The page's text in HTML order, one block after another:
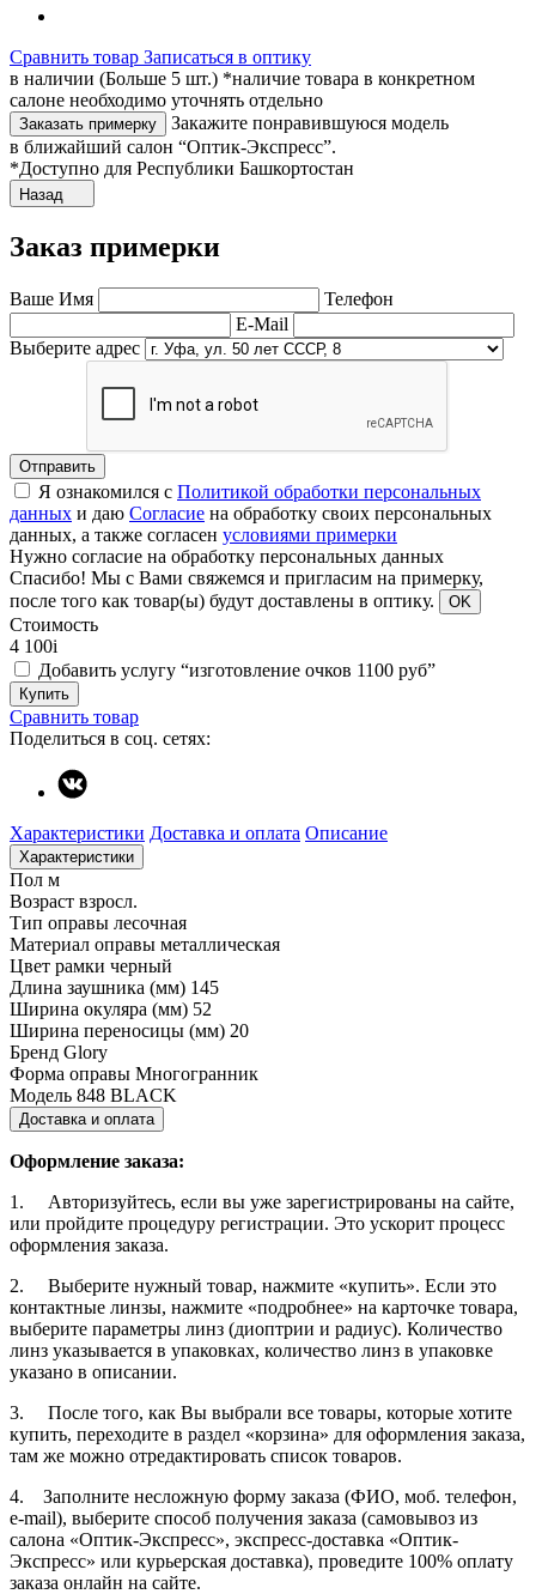
Сравнить товар Записаться в оптику
в наличии (Больше 5 шт.) *наличие товара в конкретном
салоне необходимо уточнять отдельно
Заказать примерку
Закажите понравившуюся модель
в ближайший салон “Оптик-Экспресс”.
*Доступно для Республики Башкортостан
Назад
Заказ примерки
Ваше Имя
Телефон
E-Mail
Выберите адрес
Отправить
Я ознакомился с Политикой обработки персональных
данных и даю Согласие на обработку своих персональных
данных, а также согласен условиями примерки
Нужно согласие на обработку персональных данных
Спасибо! Мы с Вами свяжемся и пригласим на примерку,
после того как товар(ы) будут доставлены в оптику.
OK
Стоимость
4 100i
Добавить услугу “изготовление очков 1100 руб”
Купить
Сравнить товар
Поделиться в соц. сетях:
Характеристики Доставка и оплата Описание
Характеристики
Пол м
Возраст взросл.
Тип оправы лесочная
Материал оправы металлическая
Цвет рамки черный
Длина заушника (мм) 145
Ширина окуляра (мм) 52
Ширина переносицы (мм) 20
Бренд Glory
Форма оправы Многогранник
Модель 848 BLACK
Доставка и оплата
Оформление заказа:
1. Авторизуйтесь, если вы уже зарегистрированы на сайте,
или пройдите процедуру регистрации. Это ускорит процесс
оформления заказа.
2. Выберите нужный товар, нажмите «купить». Если это
контактные линзы, нажмите «подробнее» на карточке товара,
выберите параметры линз (диоптрии и радиус). Количество
линз указывается в упаковках, количество линз в упаковке
указано в описании.
3. После того, как Вы выбрали все товары, которые хотите
купить, переходите в раздел «корзина» для оформления заказа,
там же можно отредактировать список товаров.
4. Заполните несложную форму заказа (ФИО, моб. телефон,
e-mail), выберите способ получения заказа (самовывоз из
салона «Оптик-Экспресс», экспресс-доставка «Оптик-
Экспресс» или курьерская доставка), проведите 100% оплату
заказа онлайн на сайте.